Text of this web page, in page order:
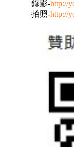
錄影-http://
拍照-http://